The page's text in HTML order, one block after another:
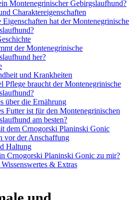
Montenegrinischer Gebirgslaufhund?
Charaktereigenschaften
Eigenschaften hat der Montenegrinische
der Montenegrinische
her?
und Krankheiten
Pflege braucht der Montenegrinische
über die Ernährung
Futter ist für den Montenegrinischen
am besten?
dem Crnogorski Planinski Gonic
vor der Anschaffung
Haltung
Crnogorski Planinski Gonic zu mir?
Wissenswertes & Extras